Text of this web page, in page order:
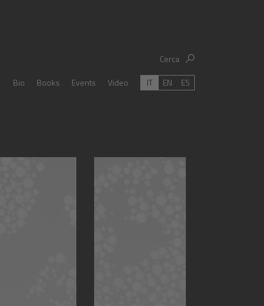
Cerca
Bio
Books Events Video IT EN ES